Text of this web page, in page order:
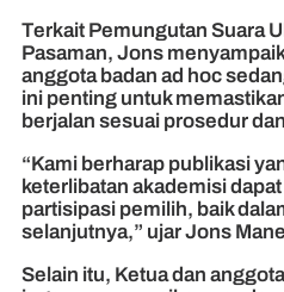
Terkait Pemungutan Suara
Pasaman, Jons
anggota badan ad hoc
ini penting untuk
berjalan sesuai prosedur
“Kami berharap publikasi
keterlibatan akademisi
partisipasi pemilih, baik
selanjutnya,” ujar Jons
Selain itu, Ketua dan